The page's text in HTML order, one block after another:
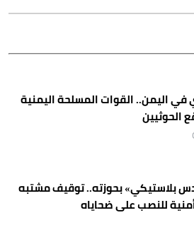
اليمن.. القوات المسلحة اليمنية
الحوثيين
بلاستيكي» بحوزته.. توقيف مشتبه
للنصب على ضحاياه